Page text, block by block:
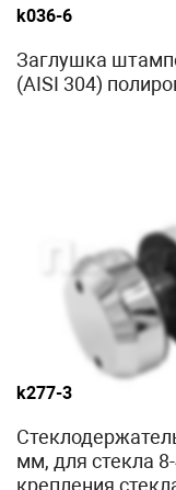
k036-6
Заглушка
(AISI 304)
k277-3
мм, для стекла
крепления